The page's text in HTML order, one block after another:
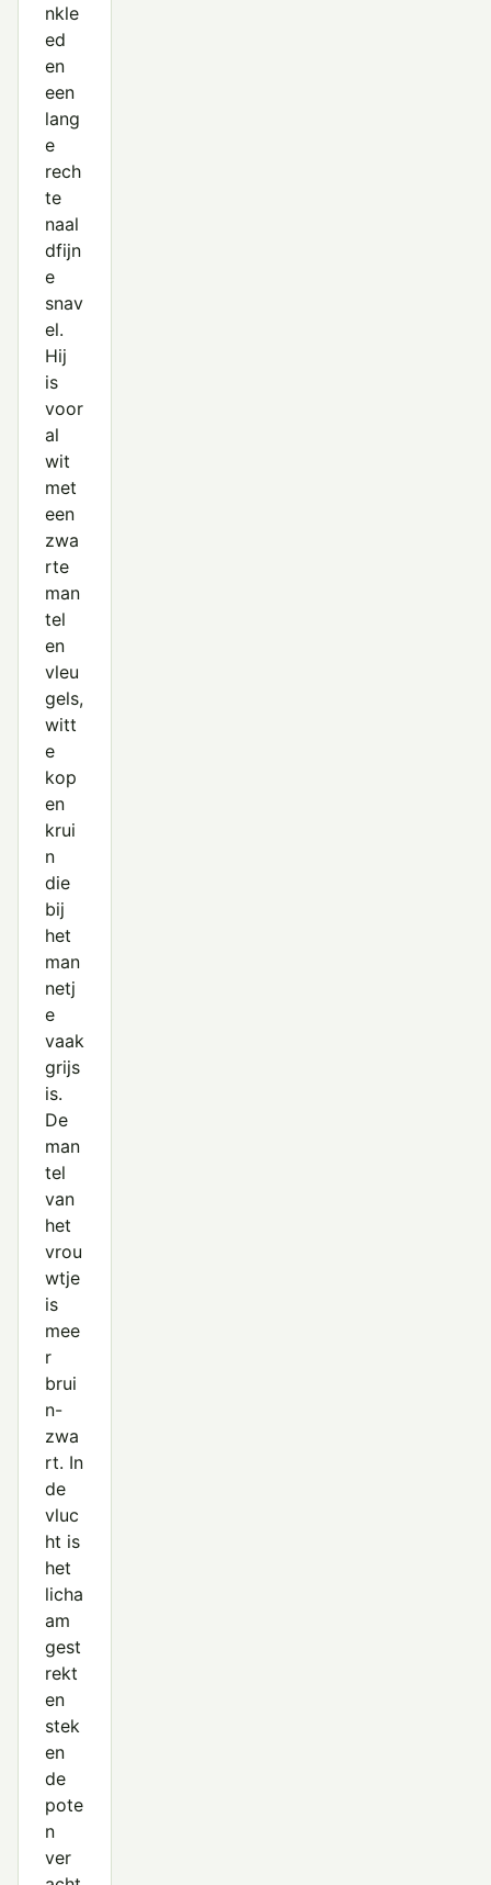
nkle
ed
en
een
lang
e
rech
te
naal
dfijn
e
snav
el.
Hij
is
voor
al
wit
met
een
zwa
rte
man
tel
en
vleu
gels,
witt
e
kop
en
krui
n
die
bij
het
man
netj
e
vaak
grijs
is.
De
man
tel
van
het
vrou
wtje
is
mee
r
brui
n-
zwa
rt. In
de
vluc
ht is
het
licha
am
gest
rekt
en
stek
en
de
pote
n
ver